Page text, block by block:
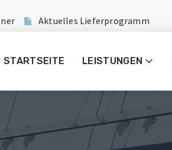
Aktuelles Lieferprogramm
STARTSEITE LEISTUNGEN